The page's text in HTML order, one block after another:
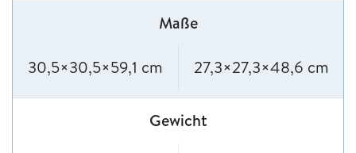
Maße
30,5×30,5×59,1 cm 27,3×27,3×48,6 cm
Gewicht